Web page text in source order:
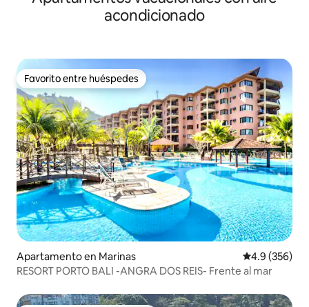
acondicionado
Favorito entre huéspedes
Favorito entre huéspedes
Apartamento en Marinas Calificación
4.9 (356)
RESORT PORTO BALI -ANGRA DOS REIS- Frente al mar